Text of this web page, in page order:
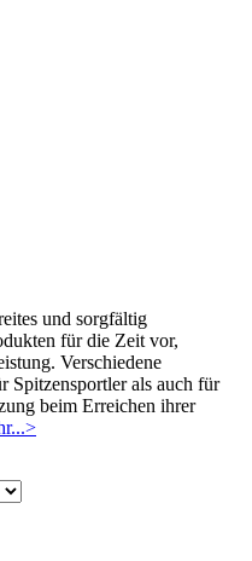
und sorgfältig
für die Zeit vor,
Verschiedene
Spitzensportler als auch für
beim Erreichen ihrer